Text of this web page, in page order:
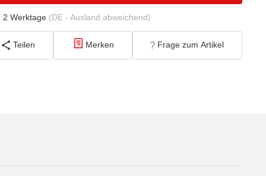
2 Werktage (DE - Ausland abweichend)
Teilen Merken Frage zum Artikel